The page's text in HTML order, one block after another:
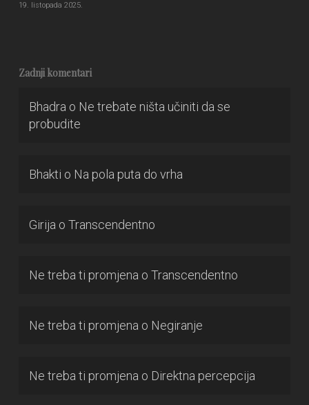
19. listopada 2025.
Zadnji komentari
Bhadra o Ne trebate ništa učiniti da se
probudite
Bhakti o Na pola puta do vrha
Girija o Transcendentno
Ne treba ti promjena o Transcendentno
Ne treba ti promjena o Negiranje
Ne treba ti promjena o Direktna percepcija